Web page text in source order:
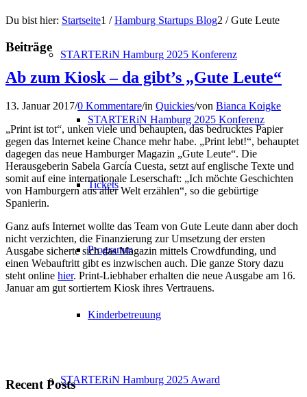
STARTERiN Hamburg 2025 Konferenz
STARTERiN Hamburg 2025 Konferenz
Tickets
Programm
Kinderbetreuung
STARTERiN Hamburg 2025 Award
Du bist hier: Startseite1 / Hamburg Startups Blog2 / Gute Leute
Beiträge
Ab zum Kiosk – da gibt’s „Gute Leute“
13. Januar 2017/0 Kommentare/in Quickies/von Bianca Koigke
„Print ist tot“, unken viele und behaupten, das bedrucktes Papier
gegen das Internet keine Chance mehr habe. „Print lebt!“, behauptet
dagegen das neue Hamburger Magazin „Gute Leute“. Die
Herausgeberin Sabela García Cuesta, setzt auf englische Texte und
somit auf eine internationale Leserschaft: „Ich möchte Geschichten
von Hamburgern aus aller Welt erzählen“, so die gebürtige
Spanierin.
Ganz aufs Internet wollte das Team von Gute Leute dann aber doch
nicht verzichten, die Finanzierung zur Umsetzung der ersten
Ausgabe sicherte sich das Magazin mittels Crowdfunding, und
einen Webauftritt gibt es inzwischen auch. Die ganze Story dazu
steht online hier. Print-Liebhaber erhalten die neue Ausgabe am 16.
Januar am gut sortiertem Kiosk ihres Vertrauens.
Recent Posts